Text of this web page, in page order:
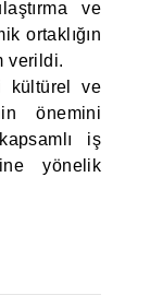
ve
ortaklığın
verildi.
kültürel ve
önemini
iş
yönelik